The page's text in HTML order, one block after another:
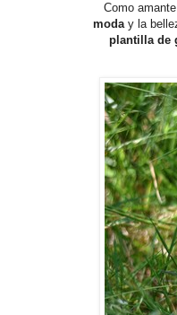
Como
moday la
plantilla de